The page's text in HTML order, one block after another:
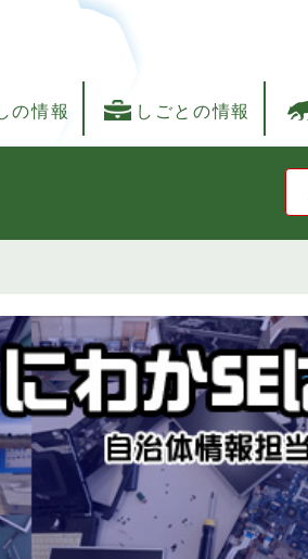
の情報 しごとの情報